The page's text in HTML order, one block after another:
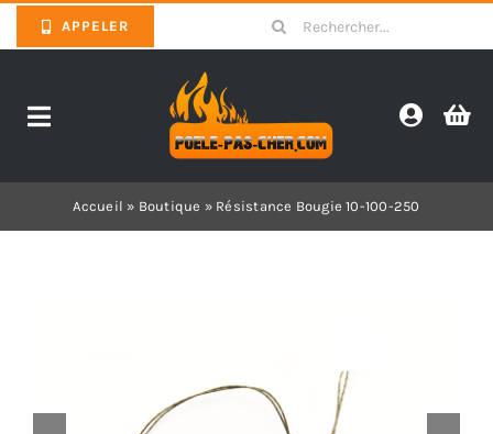
to
APPELER
Search
for:
Toggle
Accueil » Boutique » Résistance Bougie 10-100-250